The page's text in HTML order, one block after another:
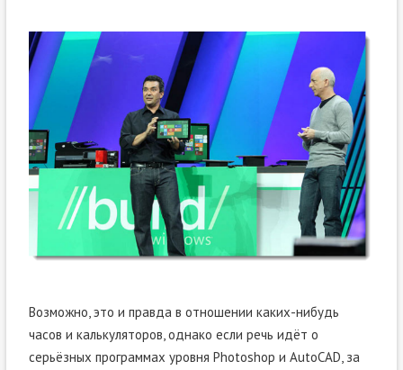
Возможно, это и правда в отношении каких-нибудь
часов и калькуляторов, однако если речь идёт о
серьёзных программах уровня Photoshop и AutoCAD, за